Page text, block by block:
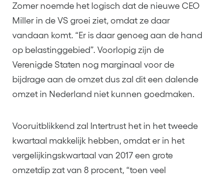
Zomer noemde het logisch dat de nieuwe CEO
Miller in de VS groei ziet, omdat ze daar
vandaan komt. “Er is daar genoeg aan de hand
op belastinggebied”. Voorlopig zijn de
Verenigde Staten nog marginaal voor de
bijdrage aan de omzet dus zal dit een dalende
omzet in Nederland niet kunnen goedmaken.
Vooruitblikkend zal Intertrust het in het tweede
kwartaal makkelijk hebben, omdat er in het
vergelijkingskwartaal van 2017 een grote
omzetdip zat van 8 procent, “toen veel